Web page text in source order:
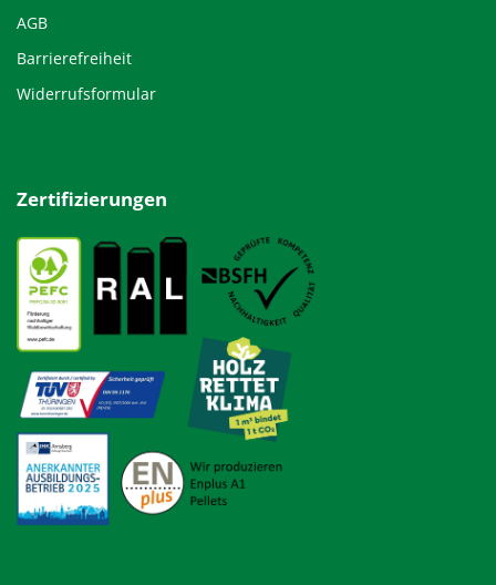
AGB
Barrierefreiheit
Widerrufsformular
Zertifizierungen